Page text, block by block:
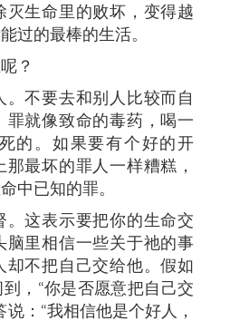
生命里的败坏，变得越
过的最棒的生活。
？
不要去和别人比较而自
就像致命的毒药，喝一
的。如果要有个好的开
最坏的罪人一样糟糕，
中已知的罪。
这表示要把你的生命交
脑里相信一些关于祂的事
不把自己交给他。假如
，“你是否愿意把自己交
：“我相信他是个好人，